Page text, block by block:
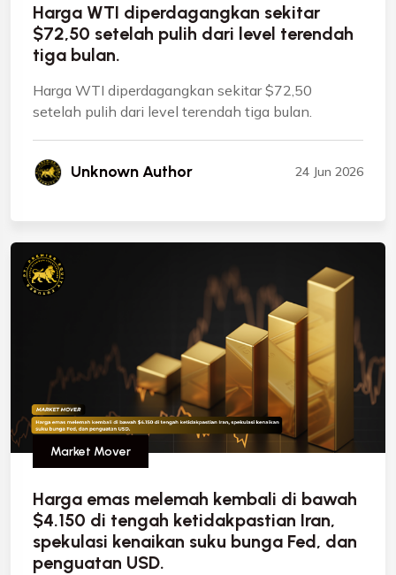
Harga WTI diperdagangkan sekitar
$72,50 setelah pulih dari level terendah
tiga bulan.
Harga WTI diperdagangkan sekitar $72,50
setelah pulih dari level terendah tiga bulan.
Unknown Author 24 Jun 2026
Market Mover
Harga emas melemah kembali di bawah
$4.150 di tengah ketidakpastian Iran,
spekulasi kenaikan suku bunga Fed, dan
penguatan USD.